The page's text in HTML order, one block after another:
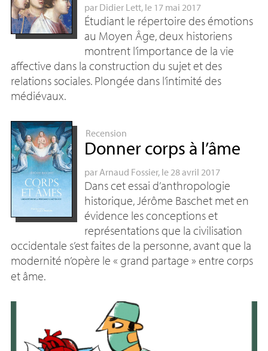
par Didier Lett, le 17 mai 2017
Étudiant le répertoire des émotions
au Moyen Âge, deux historiens
montrent l’importance de la vie
affective dans la construction du sujet et des
relations sociales. Plongée dans l’intimité des
médiévaux.
Recension
Donner corps à l’âme
par Arnaud Fossier, le 28 avril 2017
Dans cet essai d’anthropologie
historique, Jérôme Baschet met en
évidence les conceptions et
représentations que la civilisation
occidentale s’est faites de la personne, avant que la
modernité n’opère le « grand partage » entre corps
et âme.